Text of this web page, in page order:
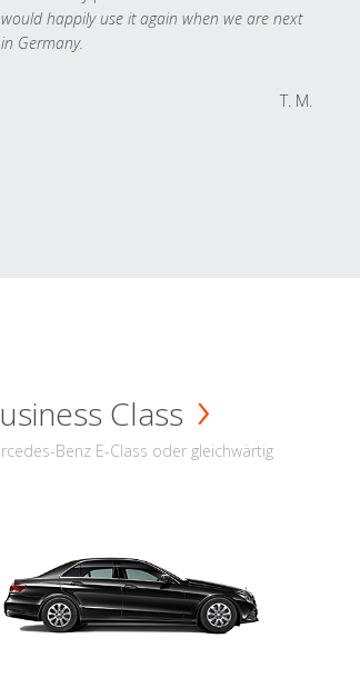
would happily use it again when we are next
in Germany.
T. M.
Class
Benz E-Class oder gleichwärtig